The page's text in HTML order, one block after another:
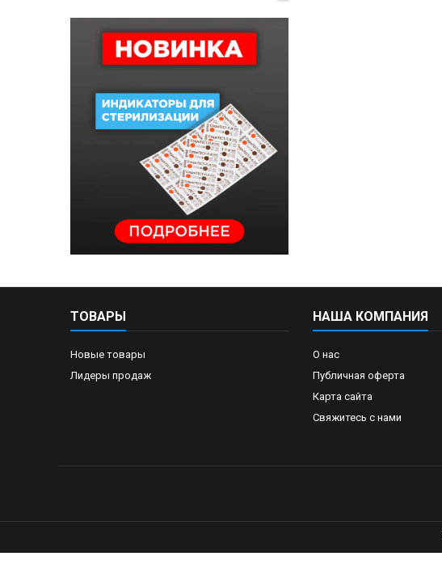
ТОВАРЫ
Новые товары
Лидеры продаж
НАША КОМПАНИЯ
О нас
Публичная оферта
Карта сайта
Свяжитесь с нами